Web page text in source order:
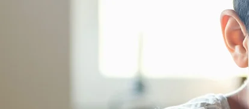
stress management,
reduce common
their quality of life, and
empowered as they